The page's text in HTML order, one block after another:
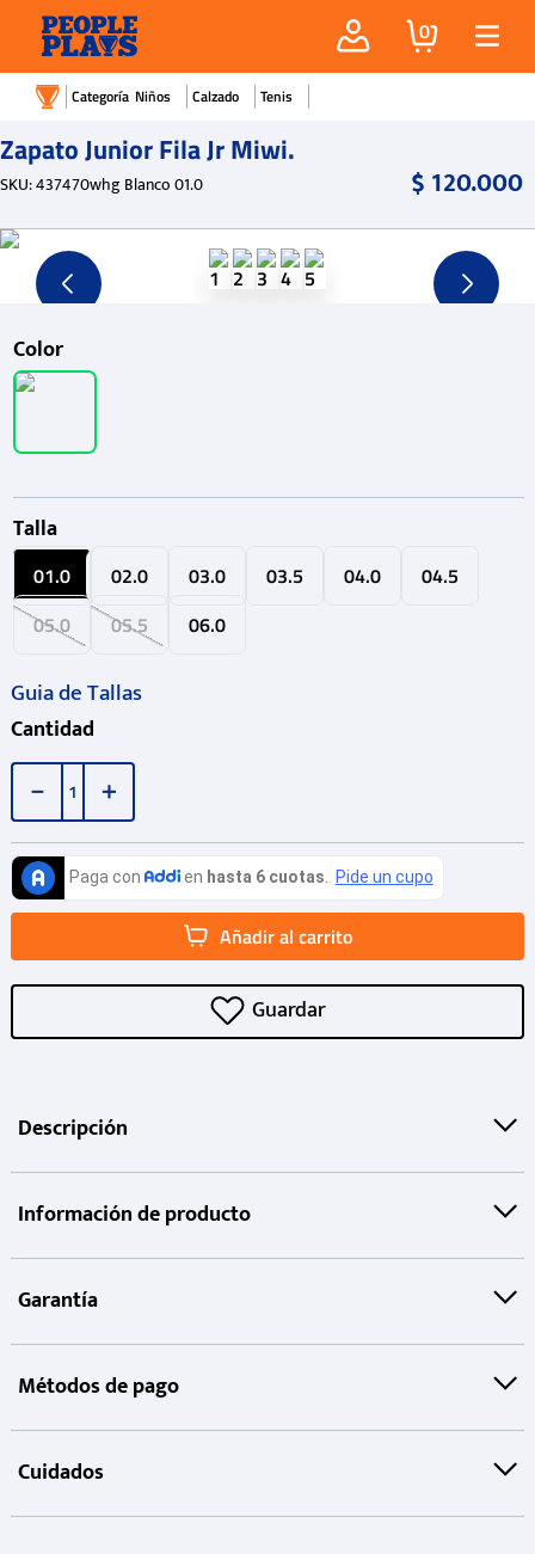
0
Niños Calzado Tenis
Zapato Junior Fila Jr Miwi.
SKU:437470whg Blanco 01.0 $120.000
Color
Talla
01.0 02.0 03.0 03.5 04.0
04.5
05.0
05.5 06.0
Guia de Tallas
Cantidad
＋
－
Añadir al carrito
Descripción
Información de producto
Garantía
Métodos de pago
Cuidados